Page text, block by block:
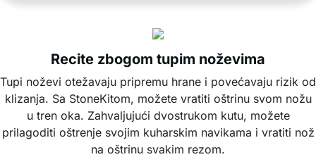
Recite zbogom tupim noževima
Tupi noževi otežavaju pripremu hrane i povećavaju rizik od
klizanja. Sa StoneKitom, možete vratiti oštrinu svom nožu
u tren oka. Zahvaljujući dvostrukom kutu, možete
prilagoditi oštrenje svojim kuharskim navikama i vratiti nož
na oštrinu svakim rezom.